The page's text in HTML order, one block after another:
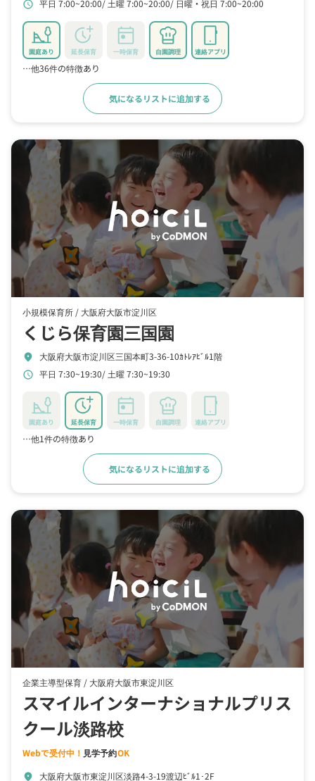
schedule 平日 7:00~20:00 土曜 7:00~20:00 日曜・祝日 7:00~20:00
園庭あり 延長保育 一時保育 自園調理 連絡アプリ
…他36件の特徴あり
気になるリストに追加する
小規模保育所 / 大阪府大阪市淀川区
くじら保育園三国園
location_on 大阪府大阪市淀川区三国本町3-36-10ｶﾄﾚｱﾋﾞﾙ1階
schedule 平日 7:30~19:30 土曜 7:30~19:30
園庭あり 延長保育 一時保育 自園調理 連絡アプリ
…他1件の特徴あり
気になるリストに追加する
企業主導型保育 / 大阪府大阪市東淀川区
スマイルインターナショナルプリス
クール淡路校
Webで受付中！ 見学予約OK
location_on 大阪府大阪市東淀川区淡路4-3-19渡辺ﾋﾞﾙ1･2F